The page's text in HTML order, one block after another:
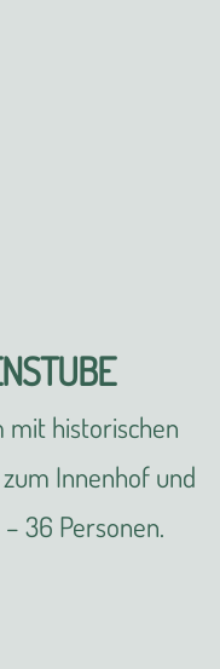
mit historischen
Innenhof und
36 Personen.